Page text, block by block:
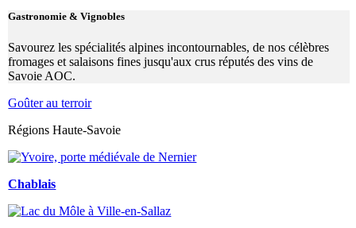
Gastronomie & Vignobles
Savourez les spécialités alpines incontournables, de nos célèbres
fromages et salaisons fines jusqu'aux crus réputés des vins de
Savoie AOC.
Goûter au terroir
Régions Haute-Savoie
Chablais